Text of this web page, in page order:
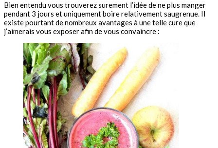
Bien entendu vous trouverez surement l’idée de ne plus manger
pendant 3 jours et uniquement boire relativement saugrenue. Il
existe pourtant de nombreux avantages à une telle cure que
j’aimerais vous exposer afin de vous convaincre :